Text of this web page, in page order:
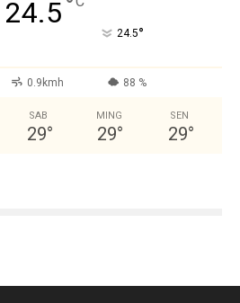
24.5
24.5°
0.9kmh 88 %
SAB
29°
MING
29°
SEN
29°